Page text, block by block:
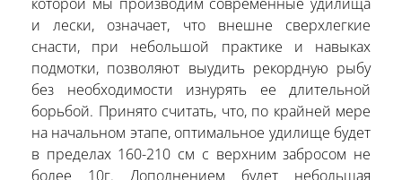
и лески, означает, что внешне сверхлегкие
снасти, при небольшой практике и навыках
подмотки, позволяют выудить рекордную рыбу
без необходимости изнурять ее длительной
борьбой. Принято считать, что, по крайней мере
на начальном этапе, оптимальное удилище будет
в пределах 160-210 см с верхним забросом не
более 10г. Дополнением будет небольшая